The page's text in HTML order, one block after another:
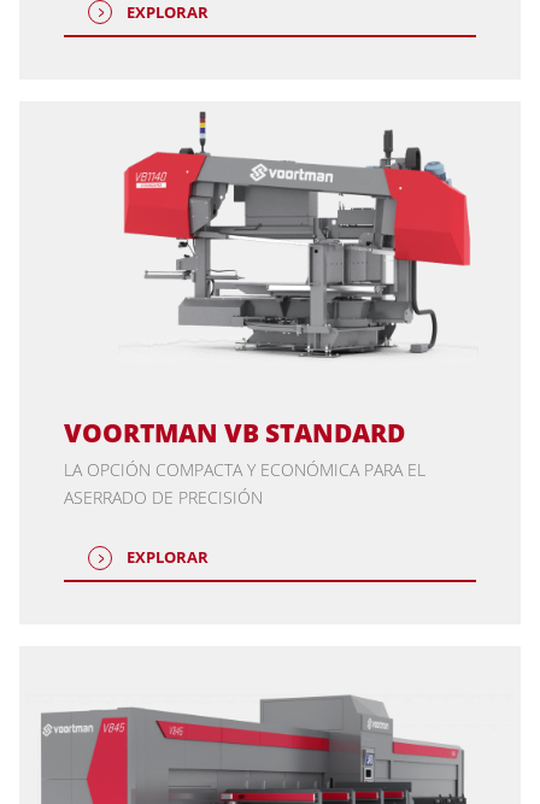
EXPLORAR
VOORTMAN VB STANDARD
LA OPCIÓN COMPACTA Y ECONÓMICA PARA EL
ASERRADO DE PRECISIÓN
EXPLORAR